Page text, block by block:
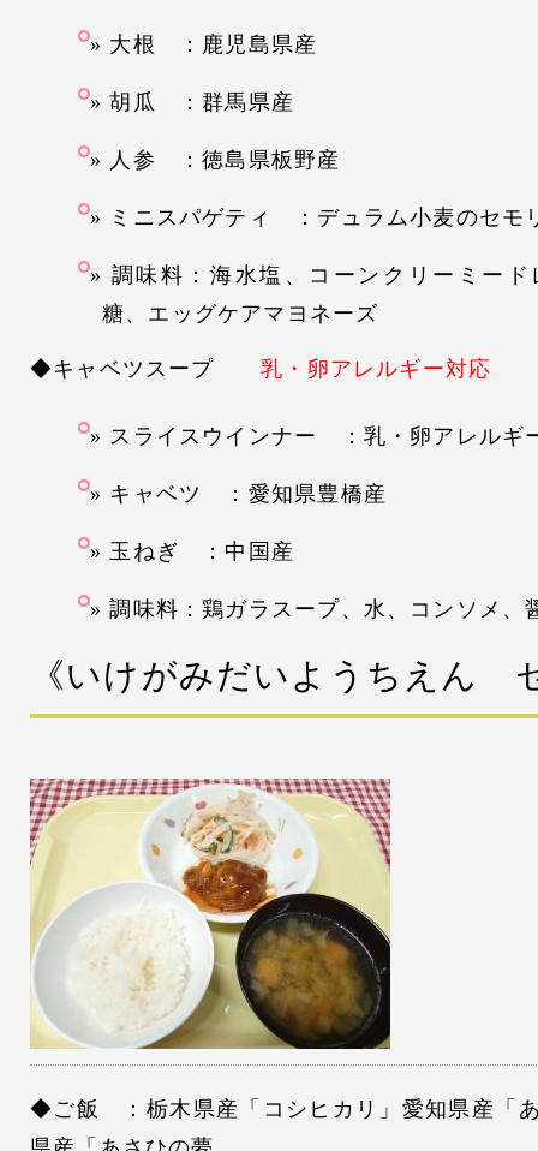
大根 ：鹿児島県産
胡瓜 ：群馬県産
人参 ：徳島県板野産
ミニスパゲティ ：デュラム小麦のセモ
調味料：海水塩、コーンクリーミー
糖、エッグケアマヨネーズ
◆キャベツスープ 乳・卵アレルギー対応
スライスウインナー ：乳・卵アレルギ
キャベツ ：愛知県豊橋産
玉ねぎ ：中国産
調味料：鶏ガラスープ、水、コンソメ、
《いけがみだいようちえん
◆ご飯 ：栃木県産「コシヒカリ」愛知県産「